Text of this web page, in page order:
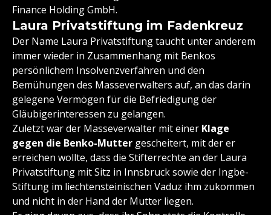
Finance Holding GmbH.
Laura Privatstiftung im Fadenkreuz
Der Name Laura Privatstiftung taucht unter anderem
immer wieder in Zusammenhang mit Benkos
persönlichem Insolvenzverfahren und den
Bemühungen des Masseverwalters auf, an das darin
gelegene Vermögen für die Befriedigung der
Gläubigerinteressen zu gelangen.
Zuletzt war der Masseverwalter mit einer Klage
gegen die Benko-Mutter gescheitert, mit der er
erreichen wollte, dass die Stifterrechte an der Laura
Privatstiftung mit Sitz in Innsbruck sowie der Ingbe-
Stiftung im liechtensteinischen Vaduz ihm zukommen
und nicht in der Hand der Mutter liegen.